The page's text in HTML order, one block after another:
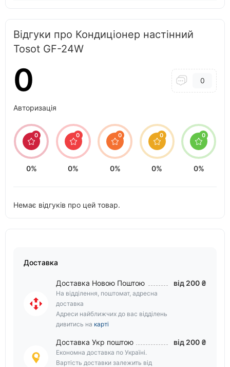
Відгуки про Кондиціонер настінний
Tosot GF-24W
0 0
Авторизація
0
0%
0
0%
0
0%
0
0%
0
0%
Немає відгуків про цей товар.
Доставка
Доставка Новою Поштою
На відділення, поштомат, адресна
доставка
Адреси найближчих до вас відділень
дивитись на карті
від 200 ₴
Доставка Укр поштою
Економна доставка по Україні.
Вартість доставки залежить від
від 200 ₴